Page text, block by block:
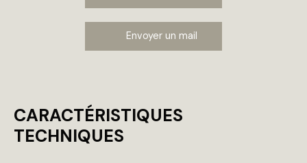
Envoyer un mail
CARACTÉRISTIQUES
TECHNIQUES